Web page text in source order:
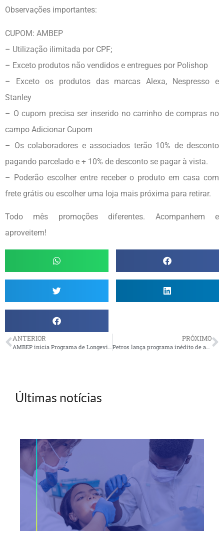
Observações importantes:
CUPOM: AMBEP
– Utilização ilimitada por CPF;
– Exceto produtos não vendidos e entregues por Polishop
– Exceto os produtos das marcas Alexa, Nespresso e
Stanley
– O cupom precisa ser inserido no carrinho de compras no
campo Adicionar Cupom
– Os colaboradores e associados terão 10% de desconto
pagando parcelado e + 10% de desconto se pagar à vista.
– Poderão escolher entre receber o produto em casa com
frete grátis ou escolher uma loja mais próxima para retirar.
Todo mês promoções diferentes. Acompanhem e
aproveitem!
ANTERIOR
AMBEP inicia Programa de Longevidade
PRÓXIMO
Petros lança programa inédito de aproximação com seus participantes
Últimas notícias